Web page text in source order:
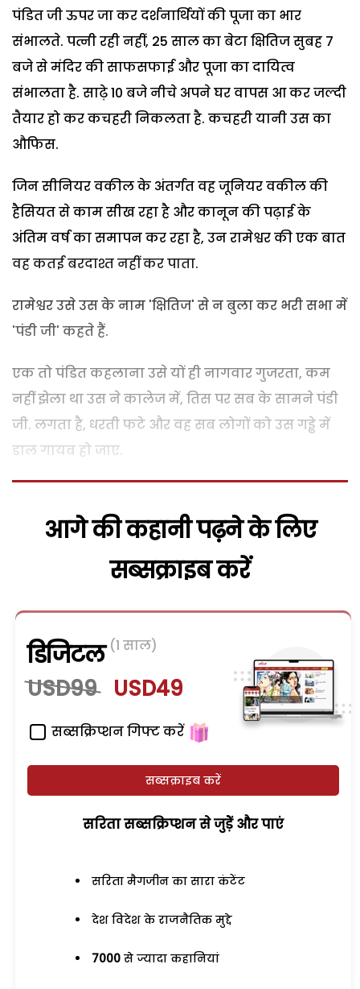
पंडित जी ऊपर जा कर दर्शनार्थियों की पूजा का भार
संभालते. पत्नी रही नहीं, 25 साल का बेटा क्षितिज सुबह 7
बजे से मंदिर की साफसफाई और पूजा का दायित्व
संभालता है. साढ़े 10 बजे नीचे अपने घर वापस आ कर जल्दी
तैयार हो कर कचहरी निकलता है. कचहरी यानी उस का
औफिस.
जिन सीनियर वकील के अंतर्गत वह जूनियर वकील की
हैसियत से काम सीख रहा है और कानून की पढ़ाई के
अंतिम वर्ष का समापन कर रहा है, उन रामेश्वर की एक बात
वह कतई बरदाश्त नहीं कर पाता.
रामेश्वर उसे उस के नाम 'क्षितिज' से न बुला कर भरी सभा में
'पंडी जी' कहते हैं.
एक तो पंडित कहलाना उसे यों ही नागवार गुजरता, कम
नहीं झेला था उस ने कालेज में, तिस पर सब के सामने पंडी
जी. लगता है, धरती फटे और वह सब लोगों को उस गड्ढे में
डाल गायब हो जाए.
आगे की कहानी पढ़ने के लिए
सब्सक्राइब करें
डिजिटल (1 साल)
USD99 USD49
सब्सक्रिप्शन गिफ्ट करें
सब्सक्राइब करें
सरिता सब्सक्रिप्शन से जुड़ेें और पाएं
सरिता मैगजीन का सारा कंटेंट
देश विदेश के राजनैतिक मुद्दे
7000 से ज्यादा कहानियां